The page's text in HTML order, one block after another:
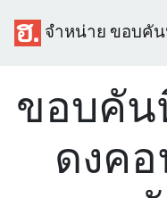
จำหน่าย ขอบคัน
ขอบคัน
ดงค